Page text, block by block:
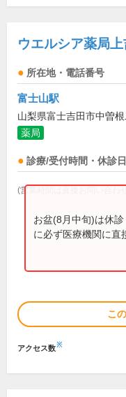
ウエルシア薬局
所在地・電話番号
富士山駅
山梨県富士吉田市中曽
薬局
診療/受付時間・休診日
(営業時間は直接お問い合わ
お盆(8月中旬)は休
に必ず医療機関に直
こ
アクセス数※